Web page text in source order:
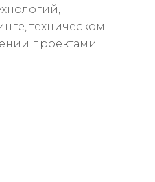
техническом
проектами